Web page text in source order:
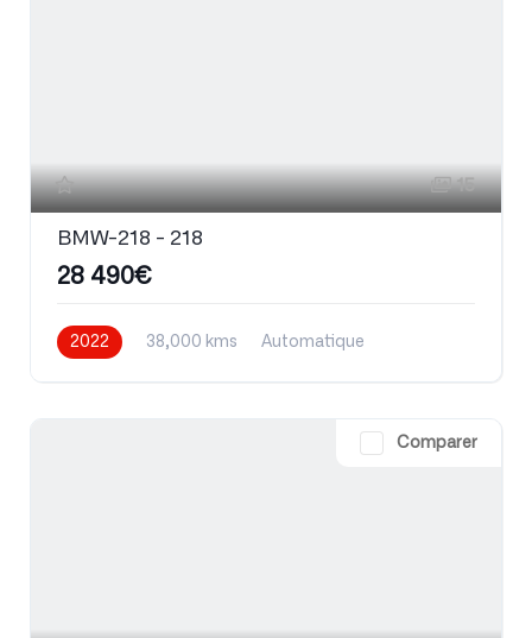
15
BMW-218 - 218
28 490€
2022 38,000 kms
Automatique
Comparer